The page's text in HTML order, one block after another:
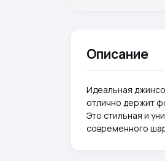
Описание
Идеальная
отлично держит
Это стильная и
современного